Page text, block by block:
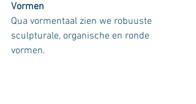
Vormen
Qua vormentaal zien we robuuste
sculpturale, organische en ronde
vormen.